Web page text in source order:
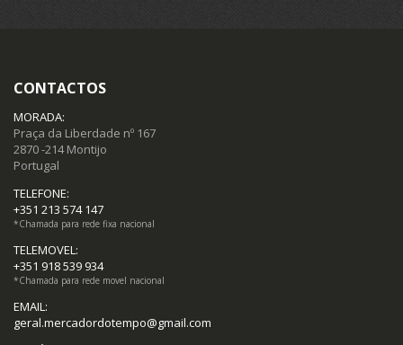
Notas (19)
CONTACTOS
MORADA:
Praça da Liberdade nº 167
2870 -214 Montijo
Portugal
TELEFONE:
+351 213 574 147
*Chamada para rede fixa nacional
TELEMOVEL:
+351 918 539 934
*Chamada para rede movel nacional
EMAIL:
geral.mercadordotempo@gmail.com